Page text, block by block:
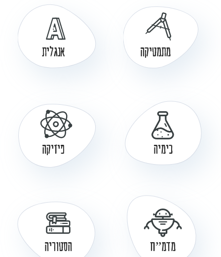
מתמטיקה אנגלית
כימיה פיזיקה
מדמ”ח הסטוריה